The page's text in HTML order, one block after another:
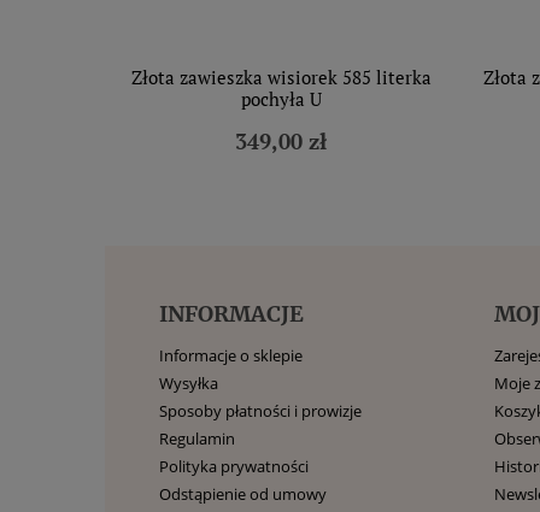
Złota zawieszka wisiorek 585 literka
pochyła U
349,00 zł
Złota
INFORMACJE
Informacje o sklepie
Wysyłka
Sposoby płatności i prowizje
Regulamin
Polityka prywatności
Odstąpienie od umowy
Moje